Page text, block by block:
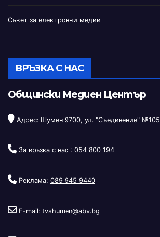
Съвет за електронни медии
ВРЪЗКА С НАС
Общински Медиен Център
Адрес: Шумен 9700, ул. "Съединение" №105
За връзка с нас : 054 800 194
Реклама: 089 945 9440
E-mail: tvshumen@abv.bg